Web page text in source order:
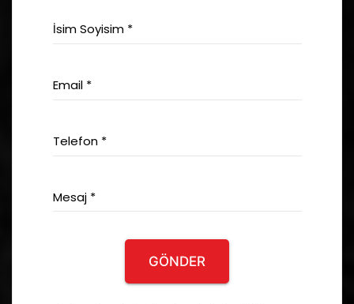
İsim Soyisim *
Email *
Telefon *
Mesaj *
GÖNDER